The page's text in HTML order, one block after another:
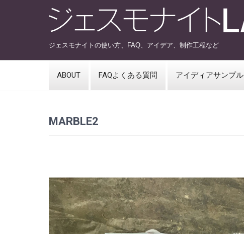
ジェスモナイトの使い方、FAQ、アイデア、制作工程など
ABOUT FAQよくある質問 アイディアサンプル
MARBLE2